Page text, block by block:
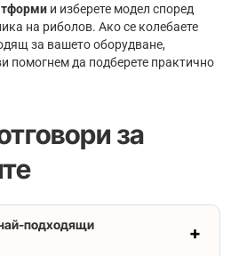
и изберете модел според
на риболов. Ако се колебаете
за вашето оборудване,
помогнем да подберете практично
за
подходящи